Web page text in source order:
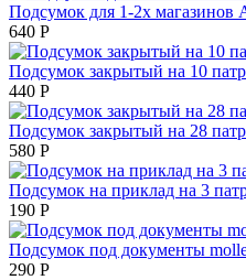
Подсумок для 1-2х
640 Р
Подсумок закрытый на 10
440 Р
Подсумок закрытый на 28
580 Р
Подсумок на приклад на 3
190 Р
Подсумок под документы
290 Р